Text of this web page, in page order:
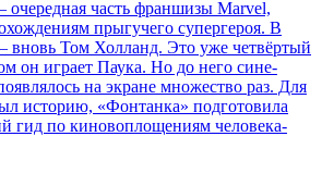
часть франшизы Marvel,
прыгучего супергероя. В
вновь Том Холланд. Это уже четвёртый
он играет Паука. Но до него сине-
на экране множество раз. Для
историю, «Фонтанка» подготовила
гид по киновоплощениям человека-